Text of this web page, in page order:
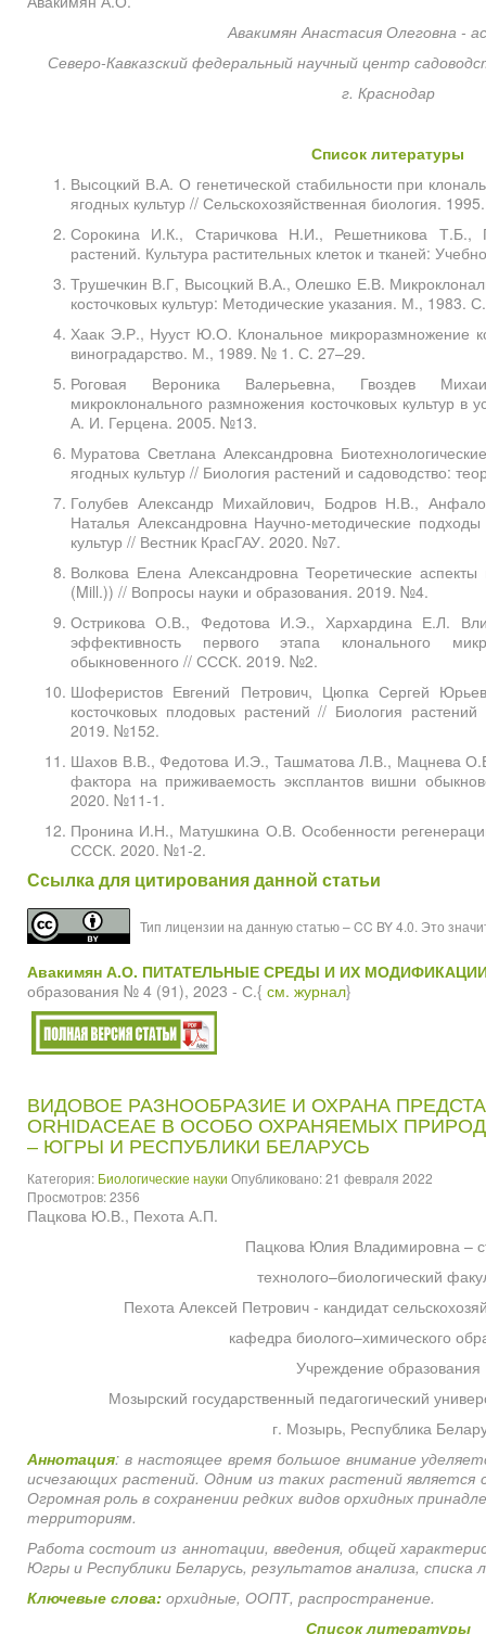
Авакимян Анастасия Олеговна -
Северо-Кавказский федеральный научный центр
г. Краснодар
Список литературы
Высоцкий В.А. О генетической стабильности при
ягодных культур // Сельскохозяйственная биология.
Сорокина И.К., Старичкова Н.И., Решетникова Т.Б.,
растений. Культура растительных клеток и тканей:
Трушечкин В.Г, Высоцкий В.А., Олешко Е.В.
косточковых культур: Методические указания. М., 1983.
Хаак Э.Р., Нууст Ю.О. Клональное микроразмножение
виноградарство. М., 1989. № 1. С. 27–29.
Роговая Вероника Валерьевна, Гвоздев
микроклонального размножения косточковых культур
А. И. Герцена. 2005. №13.
Муратова Светлана Александровна
ягодных культур // Биология растений и садоводство:
Голубев Александр Михайлович, Бодров Н.В.,
Наталья Александровна Научно-методические
культур // Вестник КрасГАУ. 2020. №7.
Волкова Елена Александровна Теоретические
(Mill.)) // Вопросы науки и образования. 2019. №4.
Острикова О.В., Федотова И.Э., Хархардина Е.Л.
эффективность первого этапа клонального
обыкновенного // СССК. 2019. №2.
Шоферистов Евгений Петрович, Цюпка Сергей
косточковых плодовых растений // Биология
2019. №152.
Шахов В.В., Федотова И.Э., Ташматова Л.В., Мацнева
фактора на приживаемость эксплантов вишни
2020. №11-1.
Пронина И.Н., Матушкина О.В. Особенности
СССК. 2020. №1-2.
Ссылка для цитирования данной статьи
Тип лицензии на данную статью – CC BY 4.0. Это
Авакимян А.О. ПИТАТЕЛЬНЫЕ СРЕДЫ И ИХ
образования № 4 (91), 2023 - С.{ см. журнал}
ВИДОВОЕ РАЗНООБРАЗИЕ И ОХРАНА
ORHIDACEAE В ОСОБО ОХРАНЯЕМЫХ
– ЮГРЫ И РЕСПУБЛИКИ БЕЛАРУСЬ
Категория: Биологические науки Опубликовано: 21 февраля 2022
Просмотров: 2356
Пацкова Ю.В., Пехота А.П.
Пацкова Юлия Владимировна –
технолого–биологический
Пехота Алексей Петрович - кандидат
кафедра биолого–химического
Учреждение образования
Мозырский государственный педагогический
г. Мозырь, Республика
Аннотация: в настоящее время большое внимание
исчезающих растений. Одним из таких растений является
Огромная роль в сохранении редких видов орхидных
территориям.
Работа состоит из аннотации, введения, общей
Югры и Республики Беларусь, результатов анализа,
Ключевые слова: орхидные, ООПТ, распространение.
Список литературы